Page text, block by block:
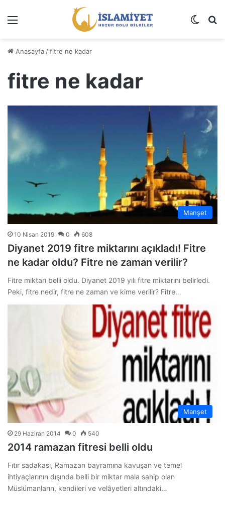
Dış
Anasayfa /fitre ne kadar
fitre ne kadar
Manşet
10 Nisan 2019 0 608
Diyanet 2019 fitre miktarını açıkladı! Fitre
ne kadar oldu? Fitre ne zaman verilir?
Fitre miktarı belli oldu. Diyanet 2019 yılı fitre miktarını belirledi.
Peki, fitre nedir, fitre ne zaman ve kime verilir? Fitre…
Manşet
29 Haziran 2014 0 540
2014 ramazan fitresi belli oldu
Fıtır sadakası, Ramazan bayramına kavuşan ve temel
ihtiyaçlarının dışında belli bir miktar mala sahip olan
Müslümanların, kendileri ve velâyetleri altındaki…